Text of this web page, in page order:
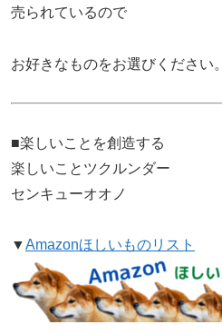
売られているので
お好きなものをお選びください。
■楽しいことを創造する
楽しいことツクルンダー
センキューオオノ
▼Amazonほしいものリスト